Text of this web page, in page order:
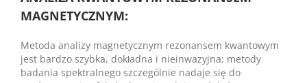
MAGNETYCZNYM:
Metoda analizy magnetycznym rezonansem kwantowym
jest bardzo szybka, dokładna i nieinwazyjna; metody
badania spektralnego szczególnie nadaje się do